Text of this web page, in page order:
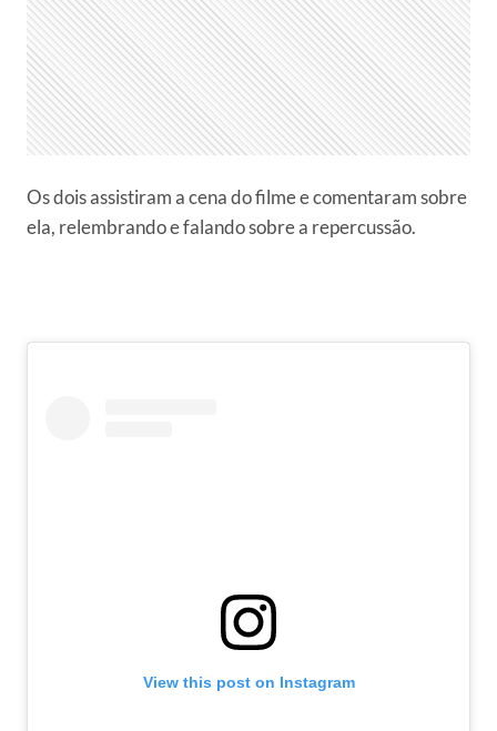
Os dois assistiram a cena do filme e comentaram sobre
ela, relembrando e falando sobre a repercussão.
View this post on Instagram